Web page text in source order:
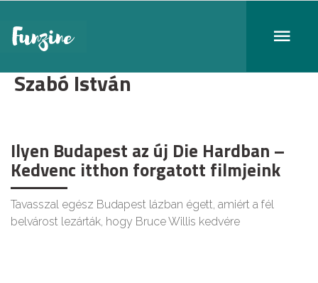
Szabó István
Ilyen Budapest az új Die Hardban –
Kedvenc itthon forgatott filmjeink
Tavasszal egész Budapest lázban égett, amiért a fél
belvárost lezárták, hogy Bruce Willis kedvére